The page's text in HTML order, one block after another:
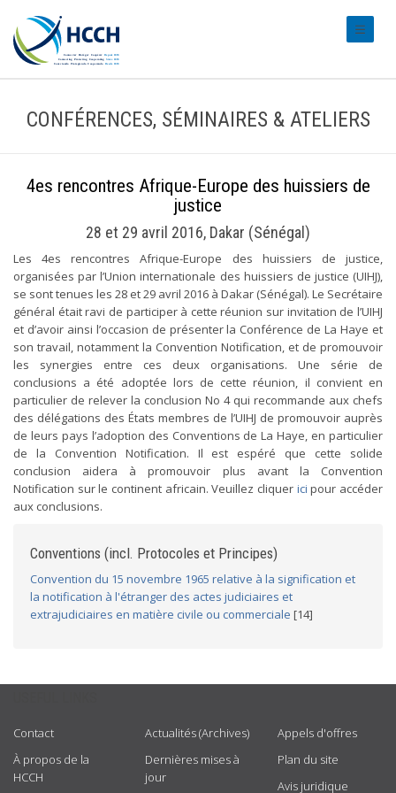
CONFÉRENCES, SÉMINAIRES & ATELIERS
4es rencontres Afrique-Europe des huissiers de
justice
28 et 29 avril 2016, Dakar (Sénégal)
Les 4es rencontres Afrique-Europe des huissiers de justice,
organisées par l’Union internationale des huissiers de justice (UIHJ),
se sont tenues les 28 et 29 avril 2016 à Dakar (Sénégal). Le Secrétaire
général était ravi de participer à cette réunion sur invitation de l’UIHJ
et d’avoir ainsi l’occasion de présenter la Conférence de La Haye et
son travail, notamment la Convention Notification, et de promouvoir
les synergies entre ces deux organisations. Une série de
conclusions a été adoptée lors de cette réunion, il convient en
particulier de relever la conclusion No 4 qui recommande aux chefs
des délégations des États membres de l’UIHJ de promouvoir auprès
de leurs pays l’adoption des Conventions de La Haye, en particulier
de la Convention Notification. Il est espéré que cette solide
conclusion aidera à promouvoir plus avant la Convention
Notification sur le continent africain. Veuillez cliquer ici pour accéder
aux conclusions.
Conventions (incl. Protocoles et Principes)
Convention du 15 novembre 1965 relative à la signification et
la notification à l'étranger des actes judiciaires et
extrajudiciaires en matière civile ou commerciale [14]
Contact
À propos de la
HCCH
Actualités (Archives)
Dernières mises à
jour
Appels d'offres
Plan du site
Avis juridique